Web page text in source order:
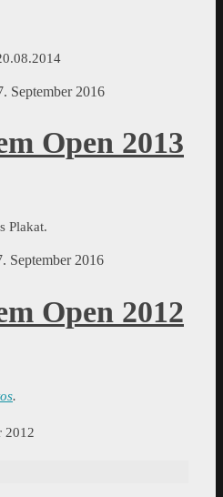
September 2016
Open 2013
Plakat.
September 2016
Open 2012
.
2012